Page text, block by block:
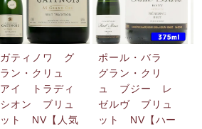
ガティノワ グ
ラン・クリュ
アイ トラディ
シオン ブリュ
ット NV【人気
ポール・バラ
グラン・クリ
ュ ブジー レ
ゼルヴ ブリュ
ット NV【ハー